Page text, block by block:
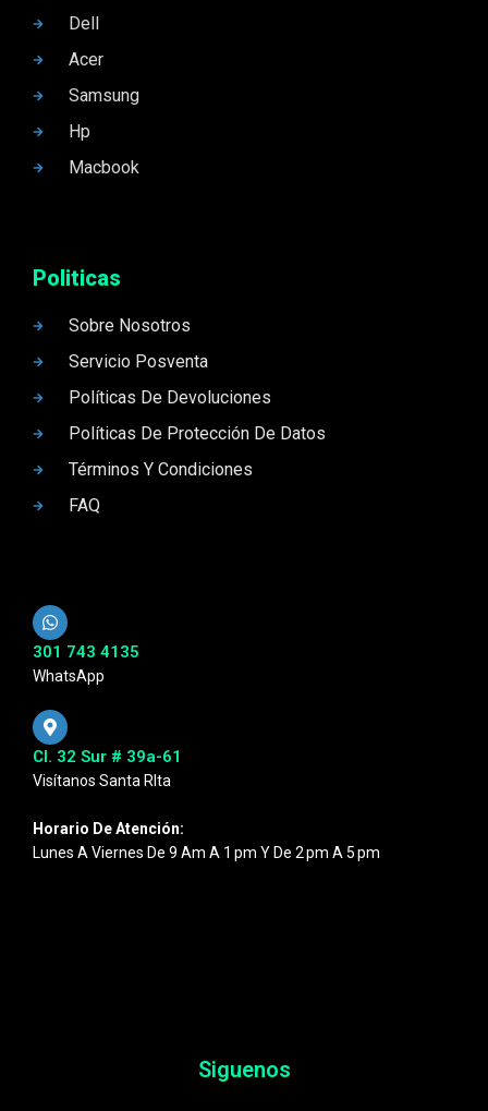
Dell
Acer
Samsung
Hp
Macbook
Politicas
Sobre Nosotros
Servicio Posventa
Políticas De Devoluciones
Políticas De Protección De Datos
Términos Y Condiciones
FAQ
301 743 4135
WhatsApp
Cl. 32 Sur # 39a-61
Visítanos Santa RIta
Horario De Atención:
Lunes A Viernes De 9 Am A 1 Pm Y De 2 Pm A 5 Pm
Siguenos